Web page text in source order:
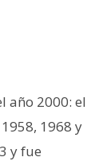
año 2000: el
1968 y
y fue